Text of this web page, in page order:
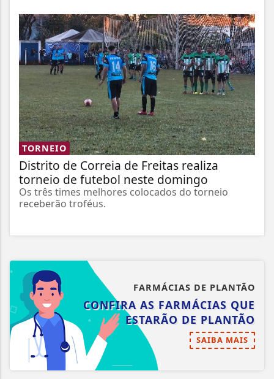
TORNEIO
Distrito de Correia de Freitas realiza
torneio de futebol neste domingo
Os três times melhores colocados do torneio
receberão troféus.
FARMÁCIAS DE PLANTÃO
CONFIRA AS FARMÁCIAS QUE
ESTARÃO DE PLANTÃO
SAIBA MAIS